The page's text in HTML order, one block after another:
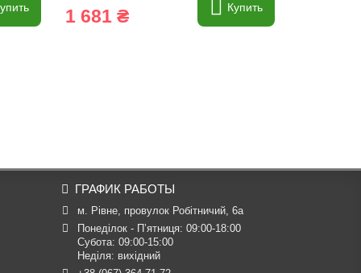
1 681 ₴ Купить
ГРАФИК РАБОТЫ
м. Рівне, провулок Робітничий, 6а
Понеділок - П’ятниця: 09:00-18:00
Субота: 09:00-15:00
Неділя: вихідний